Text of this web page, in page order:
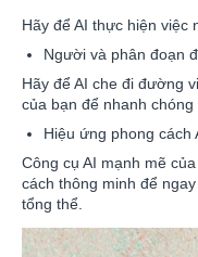
Hãy để AI thực hiện việc
Người và phân đoạn
Hãy để AI che đi đường
của bạn để nhanh
Hiệu ứng phong cách
Công cụ AI mạnh mẽ
cách thông minh để
tổng thể.